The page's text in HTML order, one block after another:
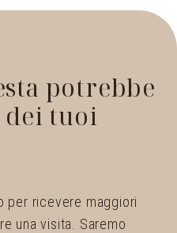
potrebbe
dei tuoi
per ricevere maggiori
una visita. Saremo